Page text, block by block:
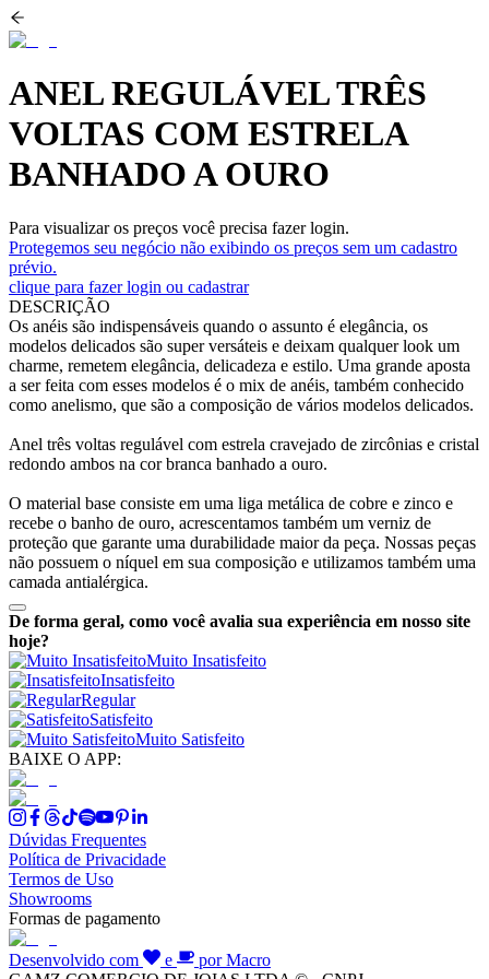
ANEL REGULÁVEL TRÊS
VOLTAS COM ESTRELA
BANHADO A OURO
Para visualizar os preços você precisa fazer login.
Protegemos seu negócio não exibindo os preços sem um cadastro
prévio.
clique para fazer login ou cadastrar
DESCRIÇÃO
Os anéis são indispensáveis quando o assunto é elegância, os
modelos delicados são super versáteis e deixam qualquer look um
charme, remetem elegância, delicadeza e estilo. Uma grande aposta
a ser feita com esses modelos é o mix de anéis, também conhecido
como anelismo, que são a composição de vários modelos delicados.
Anel três voltas regulável com estrela cravejado de zircônias e cristal
redondo ambos na cor branca banhado a ouro.
O material base consiste em uma liga metálica de cobre e zinco e
recebe o banho de ouro, acrescentamos também um verniz de
proteção que garante uma durabilidade maior da peça. Nossas peças
não possuem o níquel em sua composição e utilizamos também uma
camada antialérgica.
De forma geral, como você avalia sua experiência em nosso site
hoje?
Muito Insatisfeito
Insatisfeito
Regular
Satisfeito
Muito Satisfeito
BAIXE O APP:
Dúvidas Frequentes
Política de Privacidade
Termos de Uso
Showrooms
Formas de pagamento
Desenvolvido com e
por Macro